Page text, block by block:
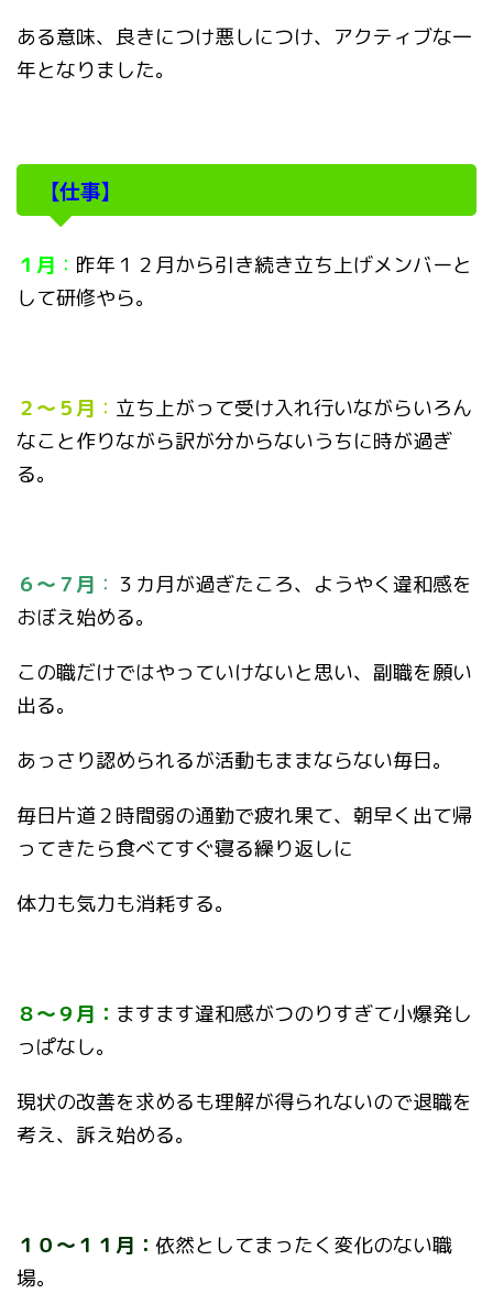
ある意味、良きにつけ悪しにつけ、アクティブな一
年となりました。
【仕事】
１月 ： 昨年１２月から引き続き立ち上げメンバーと
して研修やら。
２～５月 ： 立ち上がって受け入れ行いながらいろん
なこと作りながら訳が分からないうちに時が過ぎ
る。
６～７月 ： ３カ月が過ぎたころ、ようやく違和感を
おぼえ始める。
この職だけではやっていけないと思い、副職を願い
出る。
あっさり認められるが活動もままならない毎日。
毎日片道２時間弱の通勤で疲れ果て、朝早く出て帰
ってきたら食べてすぐ寝る繰り返しに
体力も気力も消耗する。
８～９月： ますます違和感がつのりすぎて小爆発し
っぱなし。
現状の改善を求めるも理解が得られないので退職を
考え、訴え始める。
１０～１１月： 依然としてまったく変化のない職
場。